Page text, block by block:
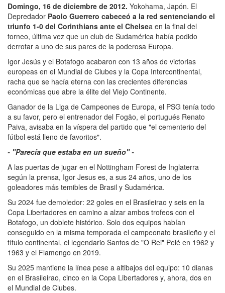
Domingo, 16 de diciembre de 2012. Yokohama, Japón. El
Depredador Paolo Guerrero cabeceó a la red sentenciando el
triunfo 1-0 del Corinthians ante el Chelsea en la final del
torneo, última vez que un club de Sudamérica había podido
derrotar a uno de sus pares de la poderosa Europa.
Igor Jesús y el Botafogo acabaron con 13 años de victorias
europeas en el Mundial de Clubes y la Copa Intercontinental,
racha que se hacía eterna con las crecientes diferencias
económicas que abre la élite del Viejo Continente.
Ganador de la Liga de Campeones de Europa, el PSG tenía todo
a su favor, pero el entrenador del Fogão, el portugués Renato
Paiva, avisaba en la víspera del partido que "el cementerio del
fútbol está lleno de favoritos".
- "Parecía que estaba en un sueño" -
A las puertas de jugar en el Nottingham Forest de Inglaterra
según la prensa, Igor Jesus es, a sus 24 años, uno de los
goleadores más temibles de Brasil y Sudamérica.
Su 2024 fue demoledor: 22 goles en el Brasileirao y seis en la
Copa Libertadores en camino a alzar ambos trofeos con el
Botafogo, un doblete histórico. Solo dos equipos habían
conseguido en la misma temporada el campeonato brasileño y el
título continental, el legendario Santos de "O Rei" Pelé en 1962 y
1963 y el Flamengo en 2019.
Su 2025 mantiene la línea pese a altibajos del equipo: 10 dianas
en el Brasileirao, cinco en la Copa Libertadores y, ahora, dos en
el Mundial de Clubes.